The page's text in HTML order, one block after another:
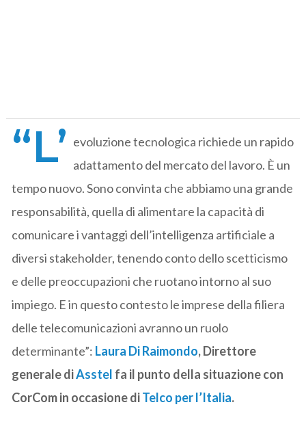
“L’ evoluzione tecnologica richiede un rapido
adattamento del mercato del lavoro. È un
tempo nuovo. Sono convinta che abbiamo una grande
responsabilità, quella di alimentare la capacità di
comunicare i vantaggi dell’intelligenza artificiale a
diversi stakeholder, tenendo conto dello scetticismo
e delle preoccupazioni che ruotano intorno al suo
impiego. E in questo contesto le imprese della filiera
delle telecomunicazioni avranno un ruolo
determinante”: Laura Di Raimondo, Direttore
generale diAsstel fa il punto della situazione con
CorCom in occasione diTelco per l’Italia.